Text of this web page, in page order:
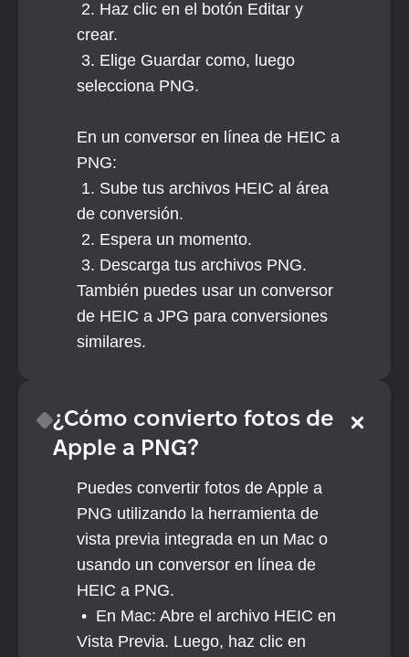
crear.
selecciona PNG.
En un conversor en línea de HEIC a
PNG:
de conversión.
2. Espera un momento.
3. Descarga tus archivos PNG.
También puedes usar un conversor
de HEIC a JPG para conversiones
similares.
¿Cómo convierto fotos de
Apple a PNG?
Puedes convertir fotos de Apple a
PNG utilizando la herramienta de
vista previa integrada en un Mac o
usando un conversor en línea de
HEIC a PNG.
Vista Previa. Luego, haz clic en